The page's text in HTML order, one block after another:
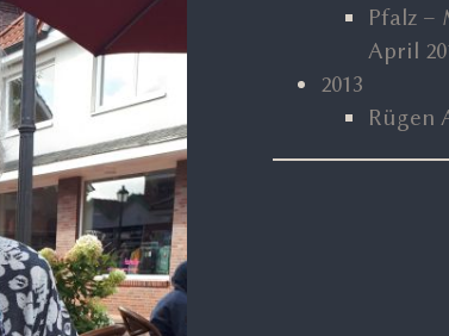
Pfalz –
April
2013
Rügen